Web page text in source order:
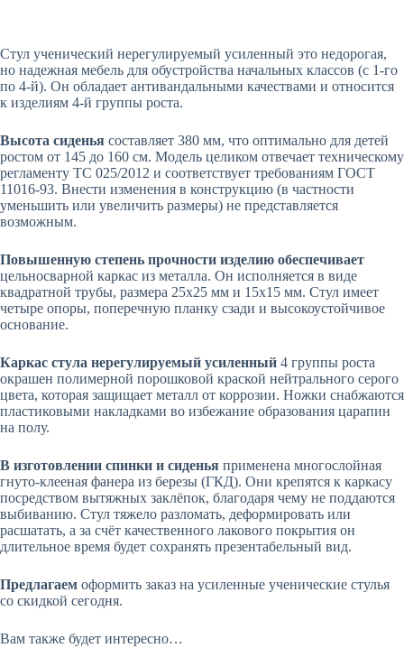
Стул ученический нерегулируемый усиленный это недорогая,
но надежная мебель для обустройства начальных классов (с 1-го
по 4-й). Он обладает антивандальными качествами и относится
к изделиям 4-й группы роста.
Высота сиденья составляет 380 мм, что оптимально для детей
ростом от 145 до 160 см. Модель целиком отвечает техническому
регламенту ТС 025/2012 и соответствует требованиям ГОСТ
11016-93. Внести изменения в конструкцию (в частности
уменьшить или увеличить размеры) не представляется
возможным.
Повышенную степень прочности изделию обеспечивает
цельносварной каркас из металла. Он исполняется в виде
квадратной трубы, размера 25х25 мм и 15х15 мм. Стул имеет
четыре опоры, поперечную планку сзади и высокоустойчивое
основание.
Каркас стула нерегулируемый усиленный 4 группы роста
окрашен полимерной порошковой краской нейтрального серого
цвета, которая защищает металл от коррозии. Ножки снабжаются
пластиковыми накладками во избежание образования царапин
на полу.
В изготовлении спинки и сиденья применена многослойная
гнуто-клееная фанера из березы (ГКД). Они крепятся к каркасу
посредством вытяжных заклёпок, благодаря чему не поддаются
выбиванию. Стул тяжело разломать, деформировать или
расшатать, а за счёт качественного лакового покрытия он
длительное время будет сохранять презентабельный вид.
Предлагаем оформить заказ на усиленные ученические стулья
со скидкой сегодня.
Вам также будет интересно…